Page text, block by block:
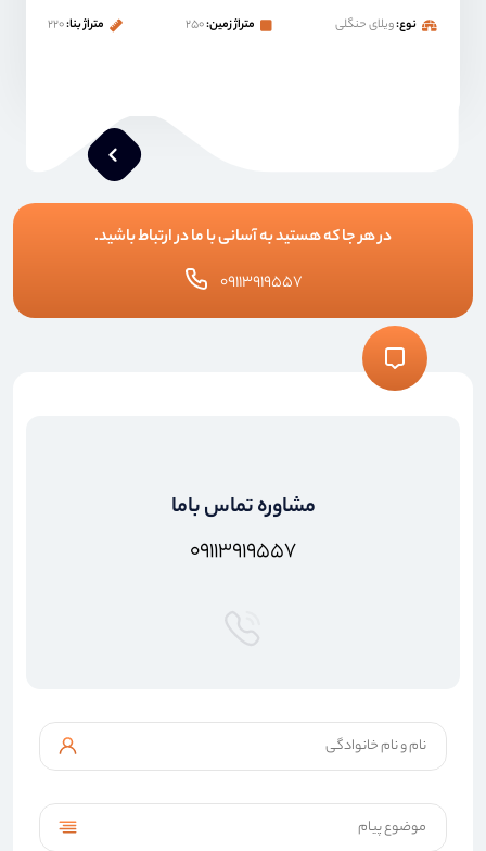
نوع:ویلای حنگلی متراژ زمین:۲۵۰ متراژ بنا:۲۲۰
در هر جا که هستید به آسانی با ما در ارتباط باشید.
۰۹۱۱۳۹۱۹۵۵۷
مشاوره تماس باما
۰۹۱۱۳۹۱۹۵۵۷